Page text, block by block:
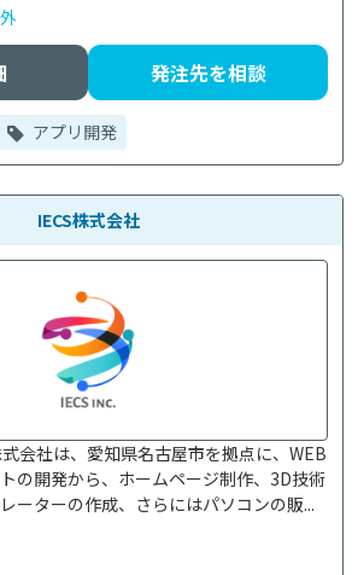
発注先を相談
アプリ開発
IECS株式会社
会社は、愛知県名古屋市を拠点に、WEB
の開発から、ホームページ制作、3D技術
ーターの作成、さらにはパソコンの販...